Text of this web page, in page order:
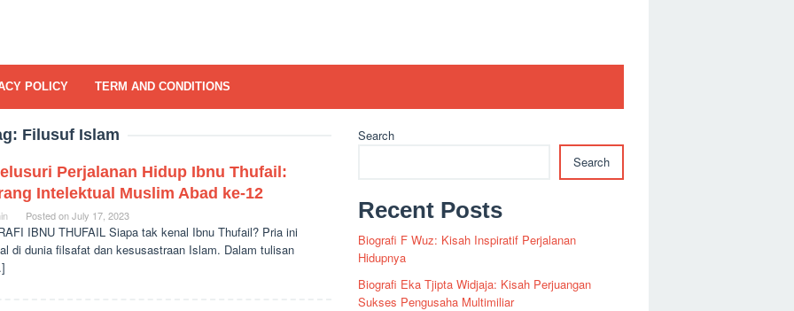
POLICY TERM AND CONDITIONS
Filusuf Islam
Perjalanan Hidup Ibnu Thufail:
Intelektual Muslim Abad ke-12
Posted onJuly 17, 2023
IBNU THUFAIL Siapa tak kenal Ibnu Thufail? Pria ini
di dunia filsafat dan kesusastraan Islam. Dalam tulisan
Search
Search
Recent Posts
Biografi F Wuz: Kisah Inspiratif Perjalanan
Hidupnya
Biografi Eka Tjipta Widjaja: Kisah Perjuangan
Sukses Pengusaha Multimiliar